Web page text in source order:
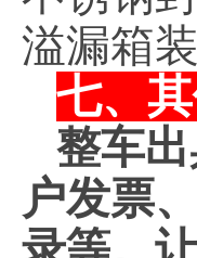
溢漏箱
七、其
整车
户发票